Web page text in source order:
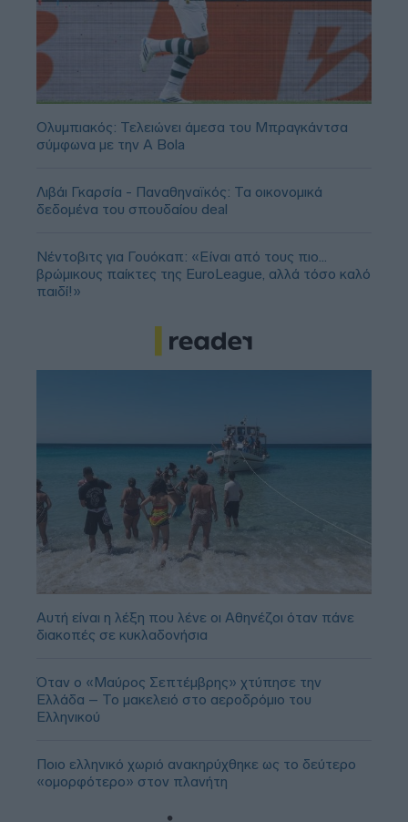
Ολυμπιακός: Τελειώνει άμεσα του Μπραγκάντσα
σύμφωνα με την A Bola
Λιβάι Γκαρσία - Παναθηναϊκός: Τα οικονομικά
δεδομένα του σπουδαίου deal
Νέντοβιτς για Γουόκαπ: «Είναι από τους πιο...
βρώμικους παίκτες της EuroLeague, αλλά τόσο καλό
παιδί!»
Αυτή είναι η λέξη που λένε οι Αθηνέζοι όταν πάνε
διακοπές σε κυκλαδονήσια
Όταν ο «Μαύρος Σεπτέμβρης» χτύπησε την
Ελλάδα – Το μακελειό στο αεροδρόμιο του
Ελληνικού
Ποιο ελληνικό χωριό ανακηρύχθηκε ως το δεύτερο
«ομορφότερο» στον πλανήτη